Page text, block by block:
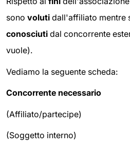
sono voluti dall'affiliato mentre
conosciuti dal concorrente
vuole).
Vediamo la seguente scheda:
Concorrente necessario
(Affiliato/partecipe)
(Soggetto interno)